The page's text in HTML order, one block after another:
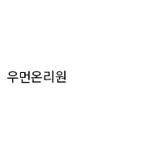
우먼온리원